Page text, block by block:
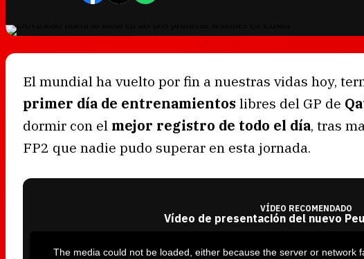
El mundial ha vuelto por fin a nuestras vidas hoy,
primer día de entrenamientos libres del GP de
dormir con el mejor registro de todo el día, tras
FP2 que nadie pudo superar en esta jornada.
VÍDEO RECOMENDADO
Vídeo de presentación del nuevo
The media could not be loaded, either because the server or network